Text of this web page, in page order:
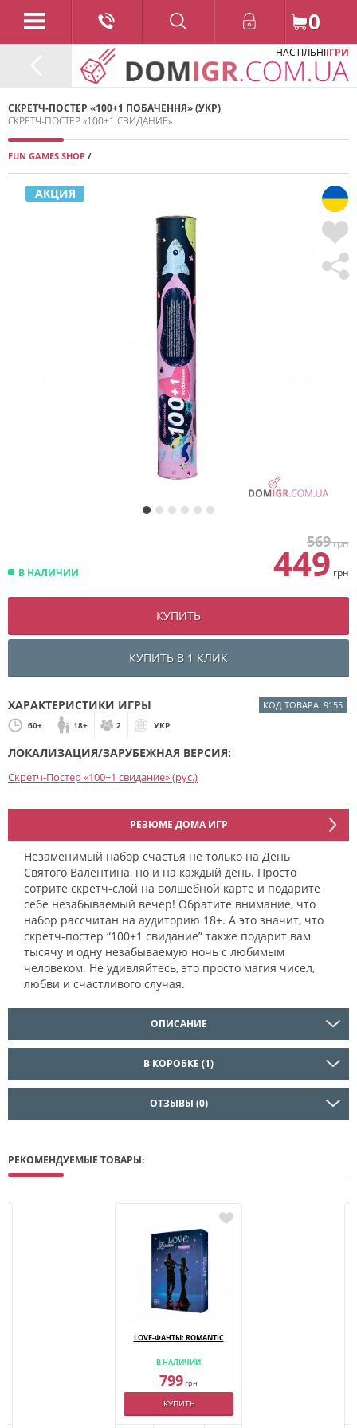
0
НАСТІЛЬНІІГРИ
СКРЕТЧ-ПОСТЕР «100+1 ПОБАЧЕННЯ» (УКР)
СКРЕТЧ-ПОСТЕР «100+1 СВИДАНИЕ»
FUN GAMES SHOP /
2023
АКЦИЯ
В НАЛИЧИИ
569грн
449 грн
КУПИТЬ
КУПИТЬ В 1 КЛИК
ХАРАКТЕРИСТИКИ ИГРЫ КОД ТОВАРА: 9155
60+ 18+ 2 УКР
ЛОКАЛИЗАЦИЯ/ЗАРУБЕЖНАЯ ВЕРСИЯ:
Скретч-Постер «100+1 свидание» (рус.)
РЕЗЮМЕ ДОМА ИГР
Незаменимый набор счастья не только на День
Святого Валентина, но и на каждый день. Просто
сотрите скретч-слой на волшебной карте и подарите
себе незабываемый вечер! Обратите внимание, что
набор рассчитан на аудиторию 18+. А это значит, что
скретч-постер “100+1 свидание” также подарит вам
тысячу и одну незабываемую ночь с любимым
человеком. Не удивляйтесь, это просто магия чисел,
любви и счастливого случая.
ОПИСАНИЕ
В КОРОБКЕ (1)
ОТЗЫВЫ (0)
РЕКОМЕНДУЕМЫЕ ТОВАРЫ:
LOVE-ФАНТЫ: ROMANTIC
В НАЛИЧИИ
799грн
КУПИТЬ